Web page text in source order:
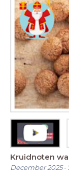
Kruidnoten
December 2025-